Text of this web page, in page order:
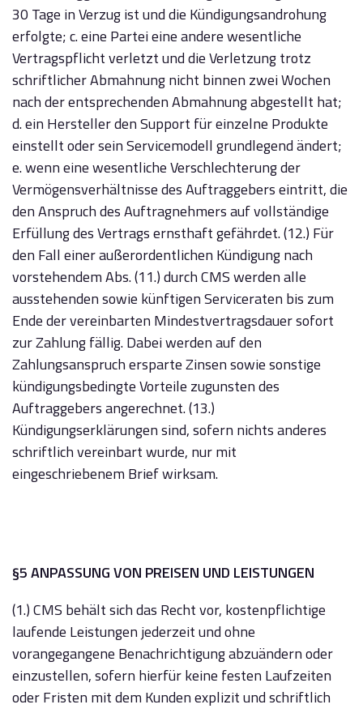
30 Tage in Verzug ist und die Kündigungsandrohung
erfolgte; c. eine Partei eine andere wesentliche
Vertragspflicht verletzt und die Verletzung trotz
schriftlicher Abmahnung nicht binnen zwei Wochen
nach der entsprechenden Abmahnung abgestellt hat;
d. ein Hersteller den Support für einzelne Produkte
einstellt oder sein Servicemodell grundlegend ändert;
e. wenn eine wesentliche Verschlechterung der
Vermögensverhältnisse des Auftraggebers eintritt, die
den Anspruch des Auftragnehmers auf vollständige
Erfüllung des Vertrags ernsthaft gefährdet. (12.) Für
den Fall einer außerordentlichen Kündigung nach
vorstehendem Abs. (11.) durch CMS werden alle
ausstehenden sowie künftigen Serviceraten bis zum
Ende der vereinbarten Mindestvertragsdauer sofort
zur Zahlung fällig. Dabei werden auf den
Zahlungsanspruch ersparte Zinsen sowie sonstige
kündigungsbedingte Vorteile zugunsten des
Auftraggebers angerechnet. (13.)
Kündigungserklärungen sind, sofern nichts anderes
schriftlich vereinbart wurde, nur mit
eingeschriebenem Brief wirksam.
§5 ANPASSUNG VON PREISEN UND LEISTUNGEN
(1.) CMS behält sich das Recht vor, kostenpflichtige
laufende Leistungen jederzeit und ohne
vorangegangene Benachrichtigung abzuändern oder
einzustellen, sofern hierfür keine festen Laufzeiten
oder Fristen mit dem Kunden explizit und schriftlich